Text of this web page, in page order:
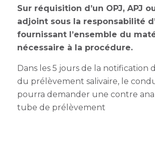
Sur réquisition d’un OPJ, APJ
adjoint sous la responsabilité
fournissant l’ensemble du
nécessaire à la procédure.
Dans les 5 jours de la notification
du prélèvement salivaire, le
pourra demander une contre
tube de prélèvement